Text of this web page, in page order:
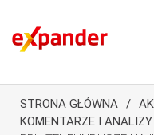
STRONA GŁÓWNA
KOMENTARZE I ANALIZY